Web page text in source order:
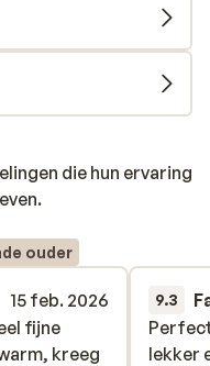
die hun ervaring
ouder
15 feb. 2026
fijne
kreeg
fijne
kreeg
9.3
lekker
lekker